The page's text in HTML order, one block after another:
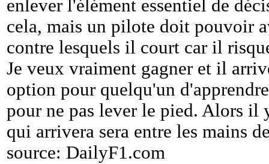
enlever l'élément essentiel de
cela, mais un pilote doit pouvoir
contre lesquels il court car il
Je veux vraiment gagner et il
option pour quelqu'un
pour ne pas lever le pied. Alors il
qui arrivera sera entre les mains
source: DailyF1.com